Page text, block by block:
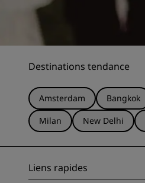
Destinations tendance
Amsterdam Bangkok
Milan
New Delhi
Liens rapides